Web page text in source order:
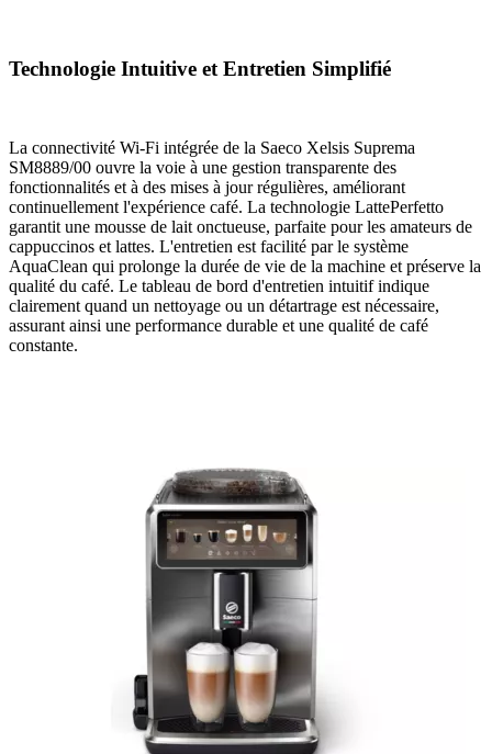
Technologie Intuitive et Entretien Simplifié
La connectivité Wi-Fi intégrée de la Saeco Xelsis Suprema
SM8889/00 ouvre la voie à une gestion transparente des
fonctionnalités et à des mises à jour régulières, améliorant
continuellement l'expérience café. La technologie LattePerfetto
garantit une mousse de lait onctueuse, parfaite pour les amateurs de
cappuccinos et lattes. L'entretien est facilité par le système
AquaClean qui prolonge la durée de vie de la machine et préserve la
qualité du café. Le tableau de bord d'entretien intuitif indique
clairement quand un nettoyage ou un détartrage est nécessaire,
assurant ainsi une performance durable et une qualité de café
constante.